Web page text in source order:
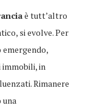
è tutt’altro
si evolve. Per
in
Rimanere
una